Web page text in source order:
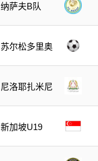
纳萨夫B队
苏尔松多里奥
尼洛耶扎米尼
新加坡U19